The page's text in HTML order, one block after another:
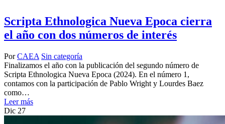
Scripta Ethnologica Nueva Epoca cierra
el año con dos números de interés
Por CAEA Sin categoría
Finalizamos el año con la publicación del segundo número de
Scripta Ethnologica Nueva Epoca (2024). En el número 1,
contamos con la participación de Pablo Wright y Lourdes Baez
como…
Leer más
Dic 27